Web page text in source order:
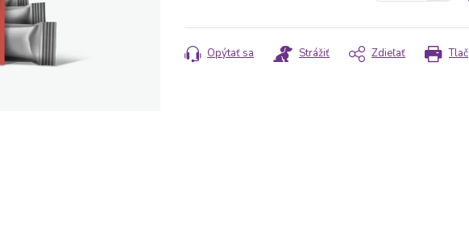
Tlač
Opýtať sa Strážiť Zdieľať